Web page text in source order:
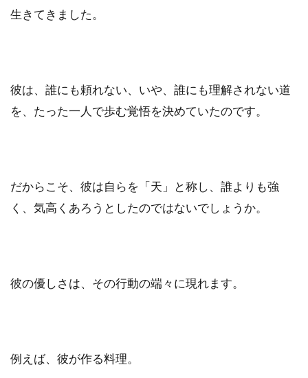
生きてきました。
彼は、誰にも頼れない、いや、誰にも理解されない道
を、たった一人で歩む覚悟を決めていたのです。
だからこそ、彼は自らを「天」と称し、誰よりも強
く、気高くあろうとしたのではないでしょうか。
彼の優しさは、その行動の端々に現れます。
例えば、彼が作る料理。